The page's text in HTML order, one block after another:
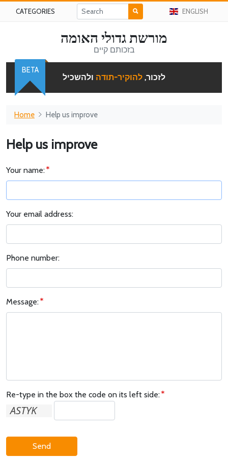
CATEGORIES ENGLISH
מורשת גדולי האומה
בזכותם קיים
לזכור, להוקיר-תודה ולהשכיל
BETA
Home Help us improve
Help us improve
Your name:
Your email address:
Phone number:
Message:
Re-type in the box the code on its left side:
Send